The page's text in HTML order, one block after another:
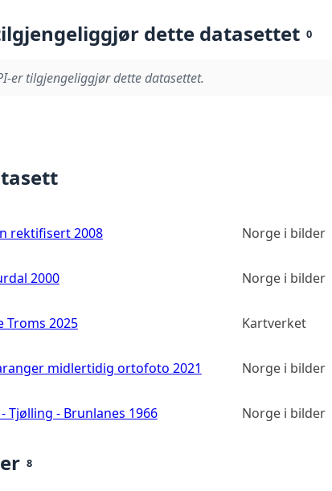
dette datasettet 0
er tilgjengeliggjør dette datasettet.
rektifisert 2008 Norge i bilder
2000 Norge i bilder
Troms 2025 Kartverket
midlertidig ortofoto 2021 Norge i bilder
Tjølling - Brunlanes 1966 Norge i bilder
8